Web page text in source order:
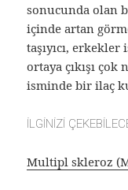
sonucunda olan
içinde artan
taşıyıcı, erkekler
ortaya çıkışı
isminde bir ilaç
İLGİNİZİ
Multipl skleroz